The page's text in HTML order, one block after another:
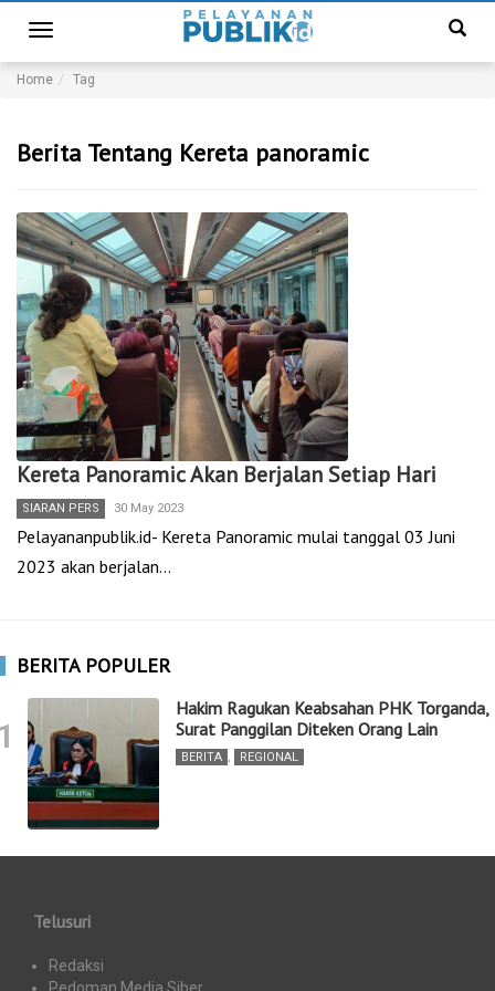
Toggle
navigation
Home Tag
Berita Tentang Kereta panoramic
Kereta Panoramic Akan Berjalan Setiap Hari
SIARAN PERS 30 May 2023
Pelayananpublik.id- Kereta Panoramic mulai tanggal 03 Juni
2023 akan berjalan…
BERITA POPULER
Hakim Ragukan Keabsahan PHK Torganda,
Surat Panggilan Diteken Orang Lain
BERITA , REGIONAL
Telusuri
Redaksi